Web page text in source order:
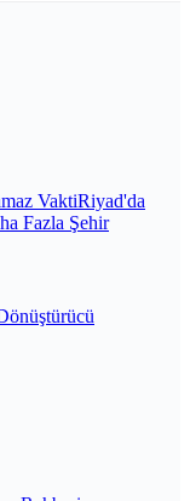
VaktiRiyad'da
Fazla Şehir